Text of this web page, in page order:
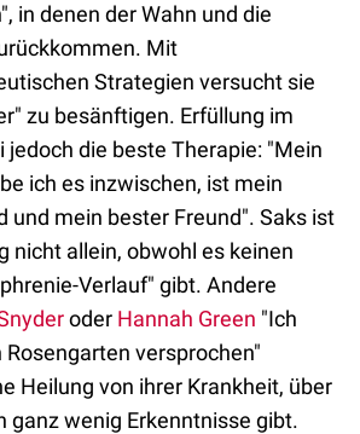
in denen der Wahn und die
Mit
Strategien versucht sie
zu besänftigen. Erfüllung im
jedoch die beste Therapie: "Mein
ich es inzwischen, ist mein
und mein bester Freund". Saks ist
nicht allein, obwohl es keinen
Verlauf" gibt. Andere
oder Hannah Green "Ich
Rosengarten versprochen"
Heilung von ihrer Krankheit, über
ganz wenig Erkenntnisse gibt.